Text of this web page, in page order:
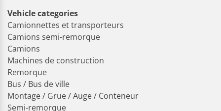
Vehicle categories
Camionnettes et transporteurs
Camions semi-remorque
Camions
Machines de construction
Remorque
Bus / Bus de ville
Montage / Grue / Auge / Conteneur
Semi-remorque